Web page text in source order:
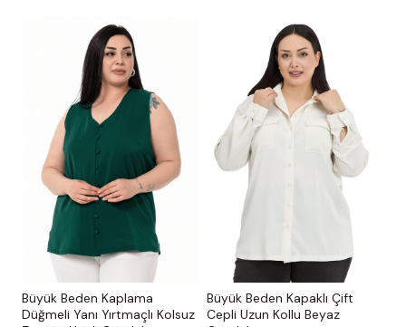
Bakım ve Uyarılar
Yıkama:Ürünün formunu uzun süre koruması için
çamaşır makinesinde
’de yıkanması tavsiye
edilir.
Renk Notu:
Stüdyo çekimlerinde renkler, ışık
farklılığından dolayı küçük ton değişiklikleri
gösterebilir.
Büyük Beden Kaplama
Düğmeli Yanı Yırtmaçlı Kolsuz
Büyük Beden Kapaklı Çift
Cepli Uzun Kollu Beyaz